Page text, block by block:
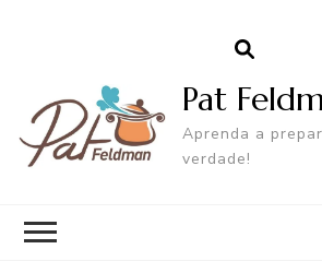
Pat
Aprenda a
verdade!